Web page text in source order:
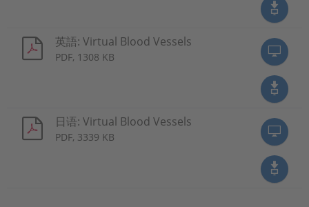
英語: Virtual Blood Vessels
PDF, 1308 KB
日语: Virtual Blood Vessels
PDF, 3339 KB